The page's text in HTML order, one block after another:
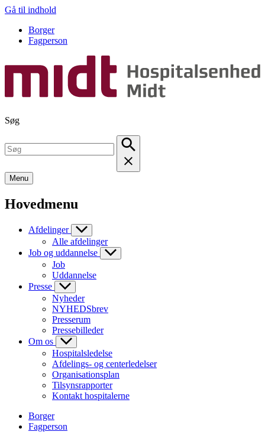
Gå til indhold
Borger
Fagperson
Søg
Menu
Hovedmenu
Afdelinger
Alle afdelinger
Job og uddannelse
Job
Uddannelse
Presse
Nyheder
NYHEDSbrev
Presserum
Pressebilleder
Om os
Hospitalsledelse
Afdelings- og centerledelser
Organisationsplan
Tilsynsrapporter
Kontakt hospitalerne
Borger
Fagperson